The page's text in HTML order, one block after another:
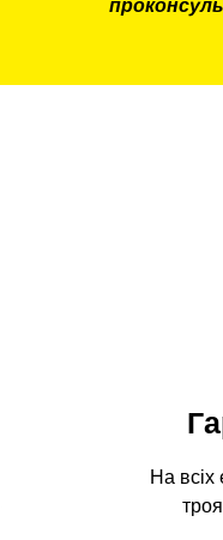
На всіх